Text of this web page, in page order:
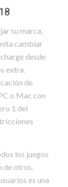
su marca,
cambiar
desde
extra.
de
o Mac con
1 del
los juegos
de otros.
es una